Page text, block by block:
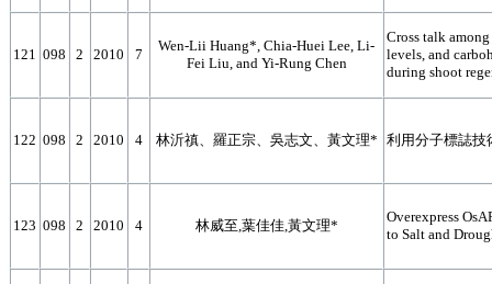
121 098 2 2010 7
Wen-Lii Huang*, Chia-Huei Lee, Li-
Fei Liu, and Yi-Rung Chen
Cross talk
levels, and
during shoot
122 098 2 2010 4 林沂禛、羅正宗、吳志文、黃文理* 利用分子標誌技
123 098 2 2010 4 林威至,葉佳佳,黃文理*
Overexpress
to Salt and